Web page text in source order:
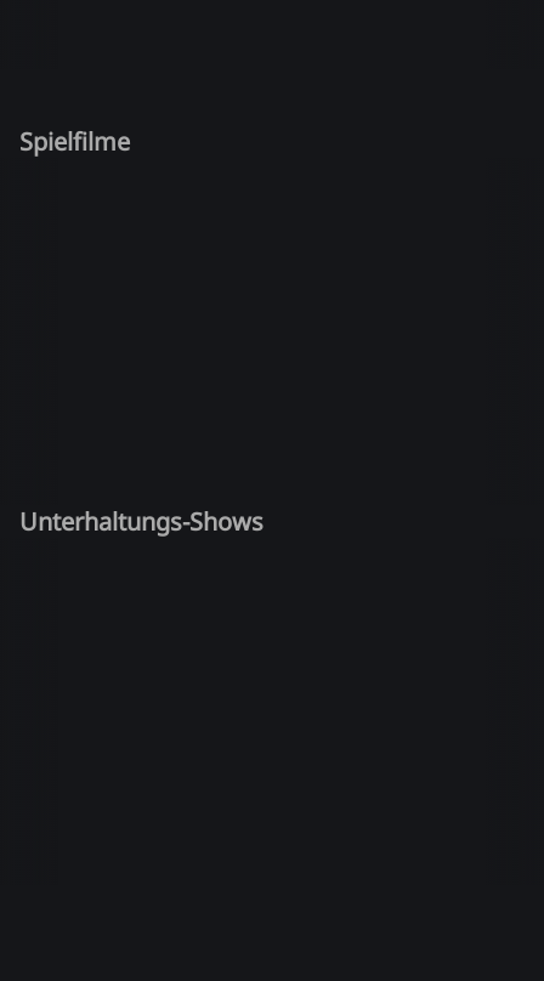
Spielfilme
Unterhaltungs-Shows